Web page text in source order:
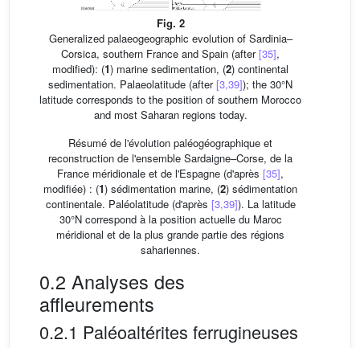
Fig. 2
Generalized palaeogeographic evolution of Sardinia–
Corsica, southern France and Spain (after[35],
modified): (1) marine sedimentation, (2) continental
sedimentation. Palaeolatitude (after[3,39]); the 30°N
latitude corresponds to the position of southern Morocco
and most Saharan regions today.
Résumé de l'évolution paléogéographique et
reconstruction de l'ensemble Sardaigne–Corse, de la
France méridionale et de l'Espagne (d'après [35],
modifiée) : (1) sédimentation marine, (2) sédimentation
continentale. Paléolatitude (d'après [3,39]). La latitude
30°N correspond à la position actuelle du Maroc
méridional et de la plus grande partie des régions
sahariennes.
0.2 Analyses des
affleurements
0.2.1 Paléoaltérites ferrugineuses